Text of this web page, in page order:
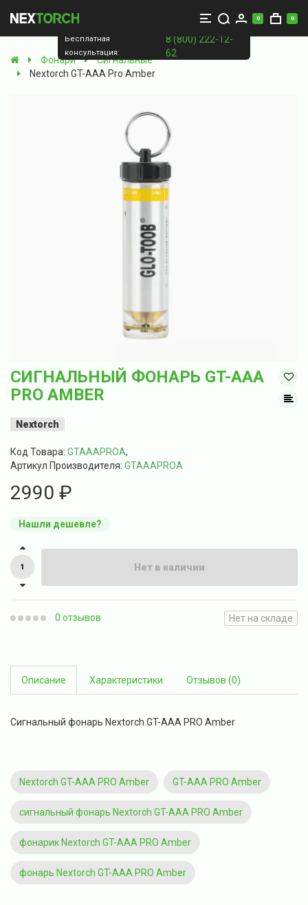
0 0
Фонари
Сигнальные
Nextorch GT-AAA Pro Amber
СИГНАЛЬНЫЙ ФОНАРЬ GT-AAA
PRO AMBER
Nextorch
Код Товара: GTAAAPROA,
Артикул Производителя: GTAAAPROA
2990 ₽
Нашли дешевле?
Нет в наличии
0 отзывов Нет на складе
Описание Характеристики Отзывов (0)
Сигнальный фонарь Nextorch GT-AAA PRO Amber
Nextorch GT-AAA PRO Amber GT-AAA PRO Amber
сигнальный фонарь Nextorch GT-AAA PRO Amber
фонарик Nextorch GT-AAA PRO Amber
фонарь Nextorch GT-AAA PRO Amber
Бесплатная
консультация:
8 (800) 222-12-
62